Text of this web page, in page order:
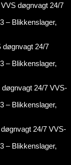
døgnvagt 24/7
– Blikkenslager,
24/7
– Blikkenslager,
24/7 VVS-
– Blikkenslager,
24/7 VVS-
– Blikkenslager,